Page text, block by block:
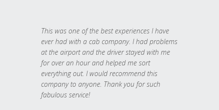
This was one of the best experiences I have
ever had with a cab company. I had problems
at the airport and the driver stayed with me
for over an hour and helped me sort
everything out. I would recommend this
company to anyone. Thank you for such
fabulous service!